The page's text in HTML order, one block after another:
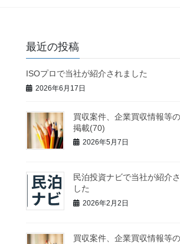
最近の投稿
ISOプロで当社が紹介されました
2026年6月17日
買収案件、企業買収情報等
掲載(70)
2026年5月7日
民泊投資ナビで当社が紹介
した
2026年2月2日
買収案件、企業買収情報等